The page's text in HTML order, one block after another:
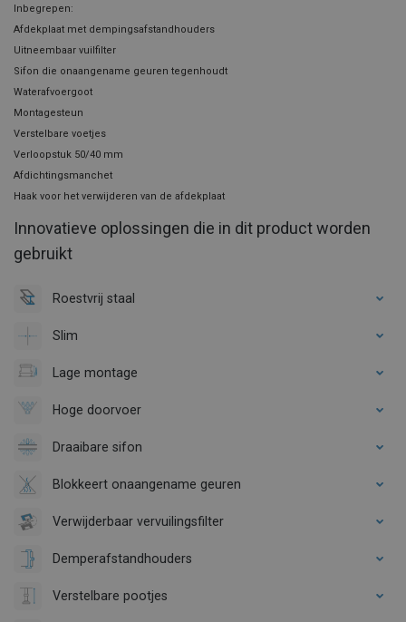
Inbegrepen:
Afdekplaat met dempingsafstandhouders
Uitneembaar vuilfilter
Sifon die onaangename geuren tegenhoudt
Waterafvoergoot
Montagesteun
Verstelbare voetjes
Verloopstuk 50/40 mm
Afdichtingsmanchet
Haak voor het verwijderen van de afdekplaat
Innovatieve oplossingen die in dit product worden
gebruikt
Roestvrij staal
Slim
Lage montage
Hoge doorvoer
Draaibare sifon
Blokkeert onaangename geuren
Verwijderbaar vervuilingsfilter
Demperafstandhouders
Verstelbare pootjes